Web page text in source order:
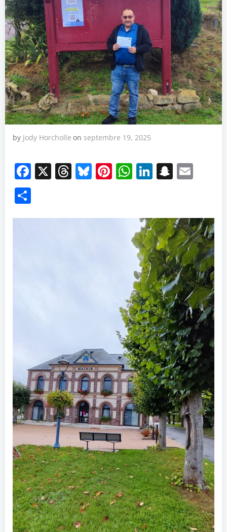
by Jody Horcholle on septembre 19, 2025
Facebook
X Threads
Bluesky
Pinterest
WhatsApp
LinkedIn